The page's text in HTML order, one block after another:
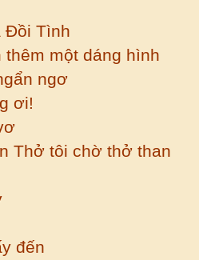
Đồi Tình
thêm một dáng hình
ngơ
ơi!
Thở tôi chờ thở than
đến